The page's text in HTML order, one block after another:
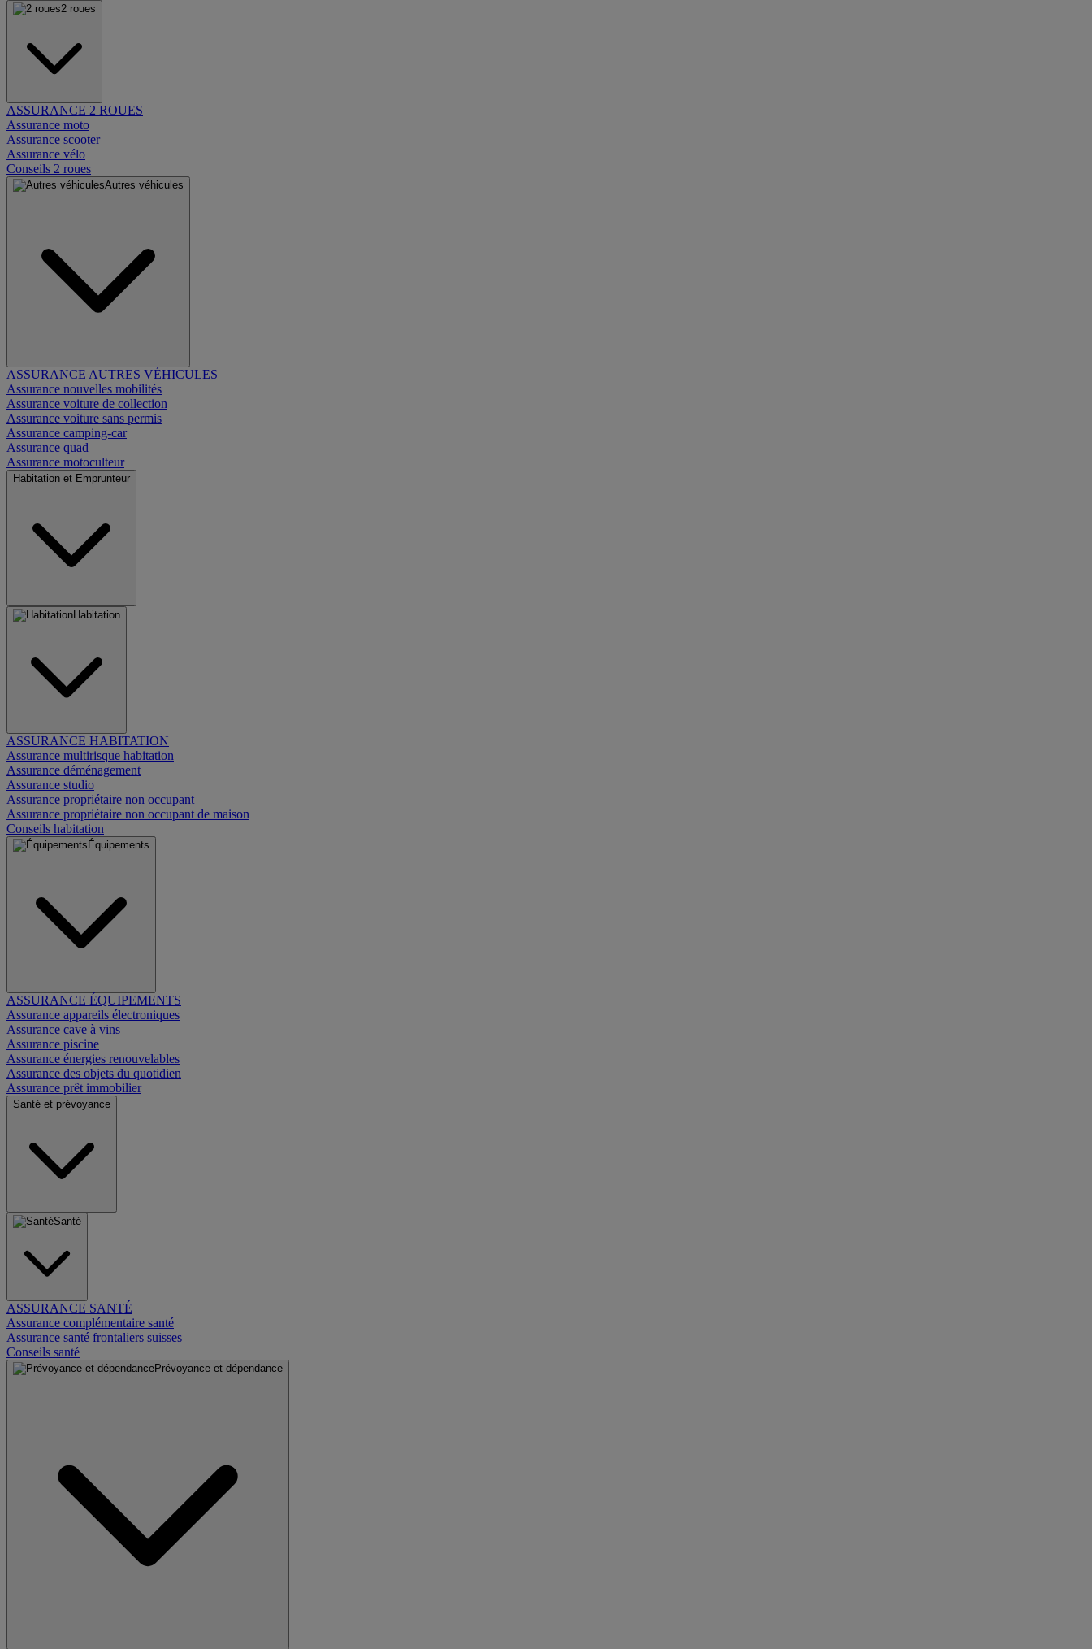
2 roues
ASSURANCE 2 ROUES
Assurance moto
Assurance scooter
Assurance vélo
Conseils 2 roues
Autres véhicules
ASSURANCE AUTRES VÉHICULES
Assurance nouvelles mobilités
Assurance voiture de collection
Assurance voiture sans permis
Assurance camping-car
Assurance quad
Assurance motoculteur
Habitation et Emprunteur
Habitation
ASSURANCE HABITATION
Assurance multirisque habitation
Assurance déménagement
Assurance studio
Assurance propriétaire non occupant
Assurance propriétaire non occupant de maison
Conseils habitation
Équipements
ASSURANCE ÉQUIPEMENTS
Assurance appareils électroniques
Assurance cave à vins
Assurance piscine
Assurance énergies renouvelables
Assurance des objets du quotidien
Assurance prêt immobilier
Santé et prévoyance
Santé
ASSURANCE SANTÉ
Assurance complémentaire santé
Assurance santé frontaliers suisses
Conseils santé
Prévoyance et dépendance